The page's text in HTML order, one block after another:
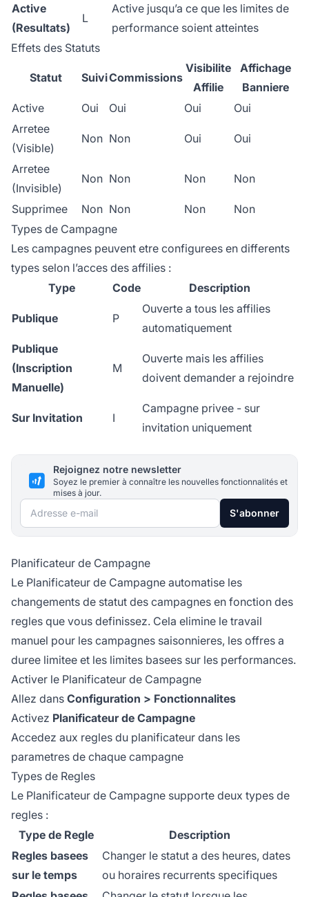
Active
(Resultats)
L
Active jusqu’a ce que les limites de
performance soient atteintes
Effets des Statuts
Statut SuiviCommissions
Visibilite
Affilie
Affichage
Banniere
Active
Oui Oui Oui
Oui
Arretee
(Visible)
Non Non Oui Oui
Arretee
(Invisible)
Non Non Non Non
Supprimee Non Non Non
Non
Types de Campagne
Les campagnes peuvent etre configurees en differents
types selon l’acces des affilies :
Type
Code Description
Publique P
Ouverte a tous les affilies
automatiquement
Publique
(Inscription
Manuelle)
M
Ouverte mais les affilies
doivent demander a rejoindre
Sur Invitation I
Campagne privee - sur
invitation uniquement
Rejoignez notre newsletter
Soyez le premier à connaître les nouvelles fonctionnalités et
mises à jour.
Adresse e-mail S'abonner
Planificateur de Campagne
Le Planificateur de Campagne automatise les
changements de statut des campagnes en fonction des
regles que vous definissez. Cela elimine le travail
manuel pour les campagnes saisonnieres, les offres a
duree limitee et les limites basees sur les performances.
Activer le Planificateur de Campagne
Allez dans Configuration > Fonctionnalites
Activez Planificateur de Campagne
Accedez aux regles du planificateur dans les
parametres de chaque campagne
Types de Regles
Le Planificateur de Campagne supporte deux types de
regles :
Type de Regle
Description
Regles basees
sur le temps
Changer le statut a des heures, dates
ou horaires recurrents specifiques